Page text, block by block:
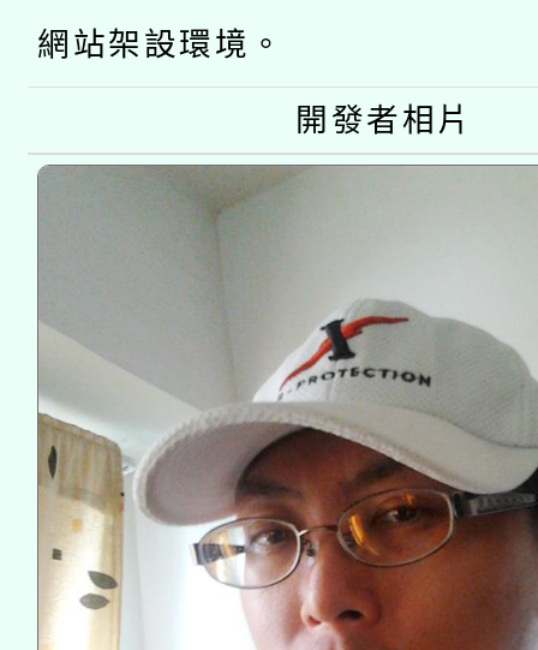
動」
開 智慧啟航」
網站架設環境。
開發者相片